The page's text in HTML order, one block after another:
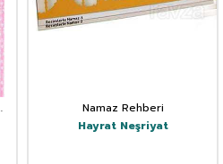
Namaz Rehberi
Hayrat Neşriyat